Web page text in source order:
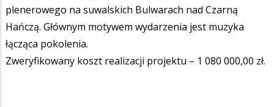
plenerowego na suwalskich Bulwarach nad Czarną
Hańczą. Głównym motywem wydarzenia jest muzyka
łącząca pokolenia.
Zweryfikowany koszt realizacji projektu – 1 080 000,00 zł.